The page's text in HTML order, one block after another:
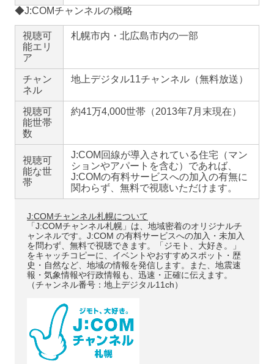
◆J:COMチャンネルの概略
視聴可
能エリ
ア
札幌市内・北広島市内の一部
チャン
ネル
地上デジタル11チャンネル（無料放送）
視聴可
能世帯
数
約41万4,000世帯（2013年7月末現在）
視聴可
能な世
帯
J:COM回線が導入されている住宅（マン
ションやアパートを含む）であれば、
J:COMの有料サービスへの加入の有無に
関わらず、無料で視聴いただけます。
J:COMチャンネル札幌について
「J:COMチャンネル札幌」は、地域密着のオリジナルチ
ャンネルです。J:COM の有料サービスへの加入・未加入
を問わず、無料で視聴できます。「ジモト、大好き。」
をキャッチコピーに、イベントやおすすめスポット・歴
史・自然など、地域の情報を発信します。また、地震速
報・気象情報や行政情報も、迅速・正確に伝えます。
（チャンネル番号：地上デジタル11ch）